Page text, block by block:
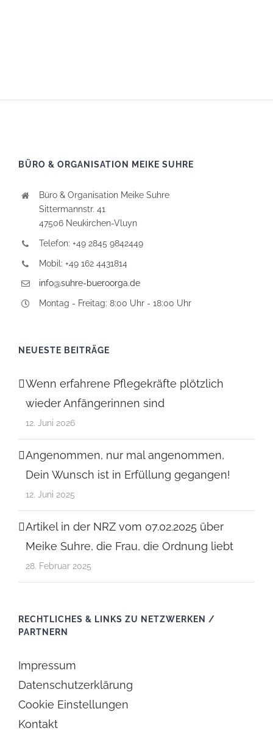
BÜRO & ORGANISATION MEIKE SUHRE
Büro & Organisation Meike Suhre
Sittermannstr. 41
47506 Neukirchen-Vluyn
Telefon: +49 2845 9842449
Mobil: +49 162 4431814
info@suhre-bueroorga.de
Montag - Freitag: 8:00 Uhr - 18:00 Uhr
NEUESTE BEITRÄGE
Wenn erfahrene Pflegekräfte plötzlich
wieder Anfängerinnen sind
12. Juni 2026
Angenommen, nur mal angenommen,
Dein Wunsch ist in Erfüllung gegangen!
12. Juni 2025
Artikel in der NRZ vom 07.02.2025 über
Meike Suhre, die Frau, die Ordnung liebt
28. Februar 2025
RECHTLICHES & LINKS ZU NETZWERKEN /
PARTNERN
Impressum
Datenschutzerklärung
Cookie Einstellungen
Kontakt